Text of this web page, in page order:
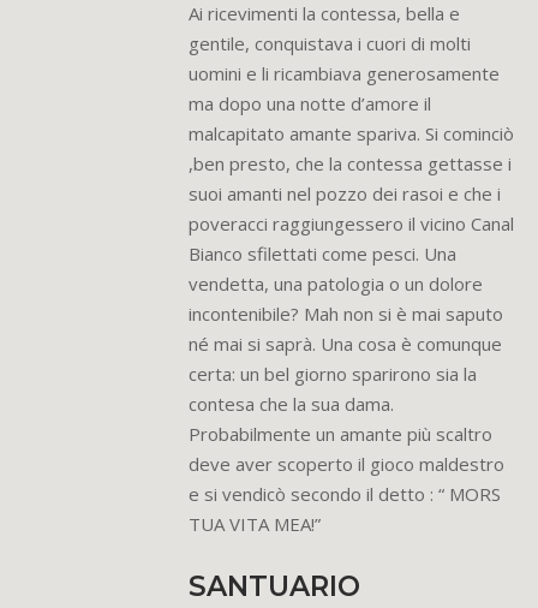
Ai ricevimenti la contessa, bella e
gentile, conquistava i cuori di molti
uomini e li ricambiava generosamente
ma dopo una notte d’amore il
malcapitato amante spariva. Si cominciò
,ben presto, che la contessa gettasse i
suoi amanti nel pozzo dei rasoi e che i
poveracci raggiungessero il vicino Canal
Bianco sfilettati come pesci. Una
vendetta, una patologia o un dolore
incontenibile? Mah non si è mai saputo
né mai si saprà. Una cosa è comunque
certa: un bel giorno sparirono sia la
contesa che la sua dama.
Probabilmente un amante più scaltro
deve aver scoperto il gioco maldestro
e si vendicò secondo il detto : “ MORS
TUA VITA MEA!”
SANTUARIO